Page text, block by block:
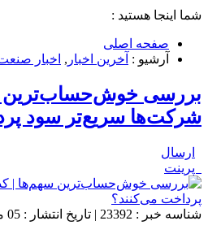
شما اینجا هستید :
صفحه اصلی
آرشیو : آخرین اخبار , اخبار
بررسی خوش‌حساب‌ترین
شرکت‌ها سریع‌تر سود
ارسال
پرینت
شناسه خبر : 23392 | تاریخ انتشار : 05 می 2026 - 11:25 |